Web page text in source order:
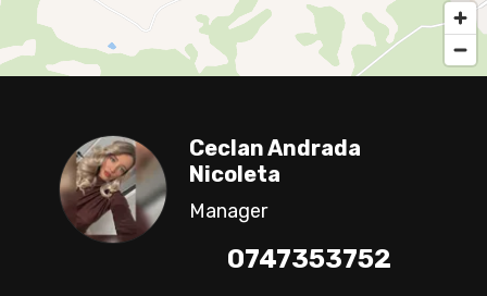
Ceclan Andrada
Nicoleta
Manager
0747353752